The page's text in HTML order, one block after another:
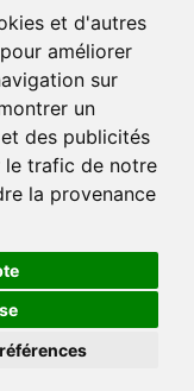
et d'autres
améliorer
sur
un
des publicités
le trafic de notre
la provenance
/ Point retrait
en ligne et
votre commande
chez vous ou en
chez vous ou en